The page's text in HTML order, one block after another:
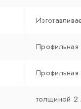
толщиной 2